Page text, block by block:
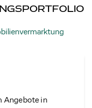
Angebote in